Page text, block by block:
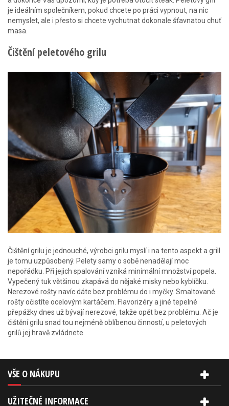
je ideálním společníkem, pokud chcete po práci vypnout, na nic
nemyslet, ale i přesto si chcete vychutnat dokonale šťavnatou chuť
masa.
Čištění peletového grilu
Čištění grilu je jednouché, výrobci grilu myslí i na tento aspekt a grill
je tomu uzpůsobený. Pelety samy o sobě nenadělají moc
nepořádku. Při jejich spalování vzniká minimální množství popela.
Vypečený tuk většinou zkapává do nějaké misky nebo kyblíčku.
Nerezové rošty navíc dáte bez problému do i myčky. Smaltované
rošty očistíte ocelovým kartáčem. Flavorizéry a jiné tepelné
přepážky dnes už bývají nerezové, takže opět bez problému. Ač je
čištění grilu snad tou nejméně oblíbenou činností, u peletových
grilů jej hravě zvládnete.
VŠE O NÁKUPU
UŽITEČNÉ INFORMACE